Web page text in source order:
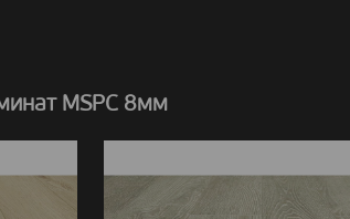
MSPC 8мм